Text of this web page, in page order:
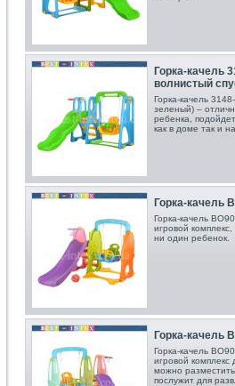
Горка-качель
волнистый
Горка-качель
зеленый) –
ребенка,
как в доме так и
Горка-качель
Горка-качель
игровой
ни один ребенок.
Горка-качель
Горка-качель
игровой комплекс
можно
послужит для